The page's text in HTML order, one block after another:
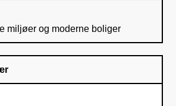
miljøer og moderne boliger